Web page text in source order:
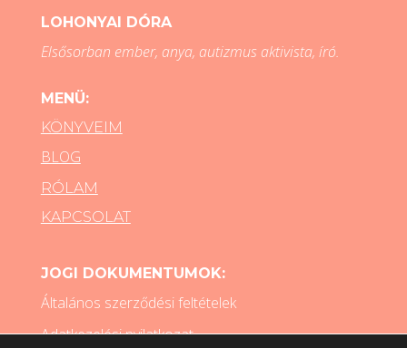
LOHONYAI DÓRA
Elsősorban ember, anya, autizmus aktivista, író.
MENÜ:
KÖNYVEIM
BLOG
RÓLAM
KAPCSOLAT
JOGI DOKUMENTUMOK:
Általános szerződési feltételek
Adatkezelési nyilatkozat